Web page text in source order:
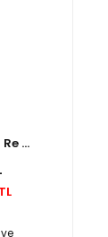
...